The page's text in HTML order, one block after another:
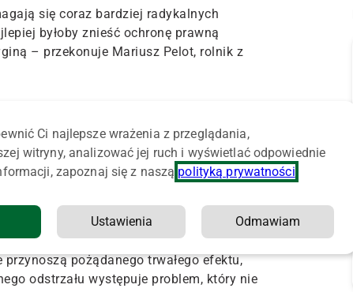
się coraz bardziej radykalnych
byłoby znieść ochronę prawną
– przekonuje Mariusz Pelot, rolnik z
rolników na spore straty. – Czas
na zabijanie bobrów. Albo niech
a nie takie, jak za suszę.
– wskazuje nasz rozmówca.
i przywrócenie nań polowań zaapelował
pożądanego trwałego efektu,
odstrzału występuje problem, który nie
Ci najlepsze wrażenia z przeglądania,
witryny, analizować jej ruch i wyświetlać odpowiednie
zapoznaj się z naszą polityką prywatności
Ustawienia Odmawiam